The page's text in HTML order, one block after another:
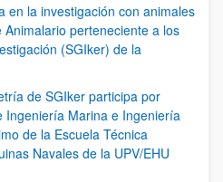
en la investigación con animales
perteneciente a los
(SGIker) de la
de SGIker participa por
Ingeniería Marina e Ingeniería
de la Escuela Técnica
Navales de la UPV/EHU